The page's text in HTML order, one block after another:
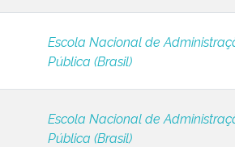
Escola Nacional de
Pública (Brasil)
Escola Nacional de
Pública (Brasil)